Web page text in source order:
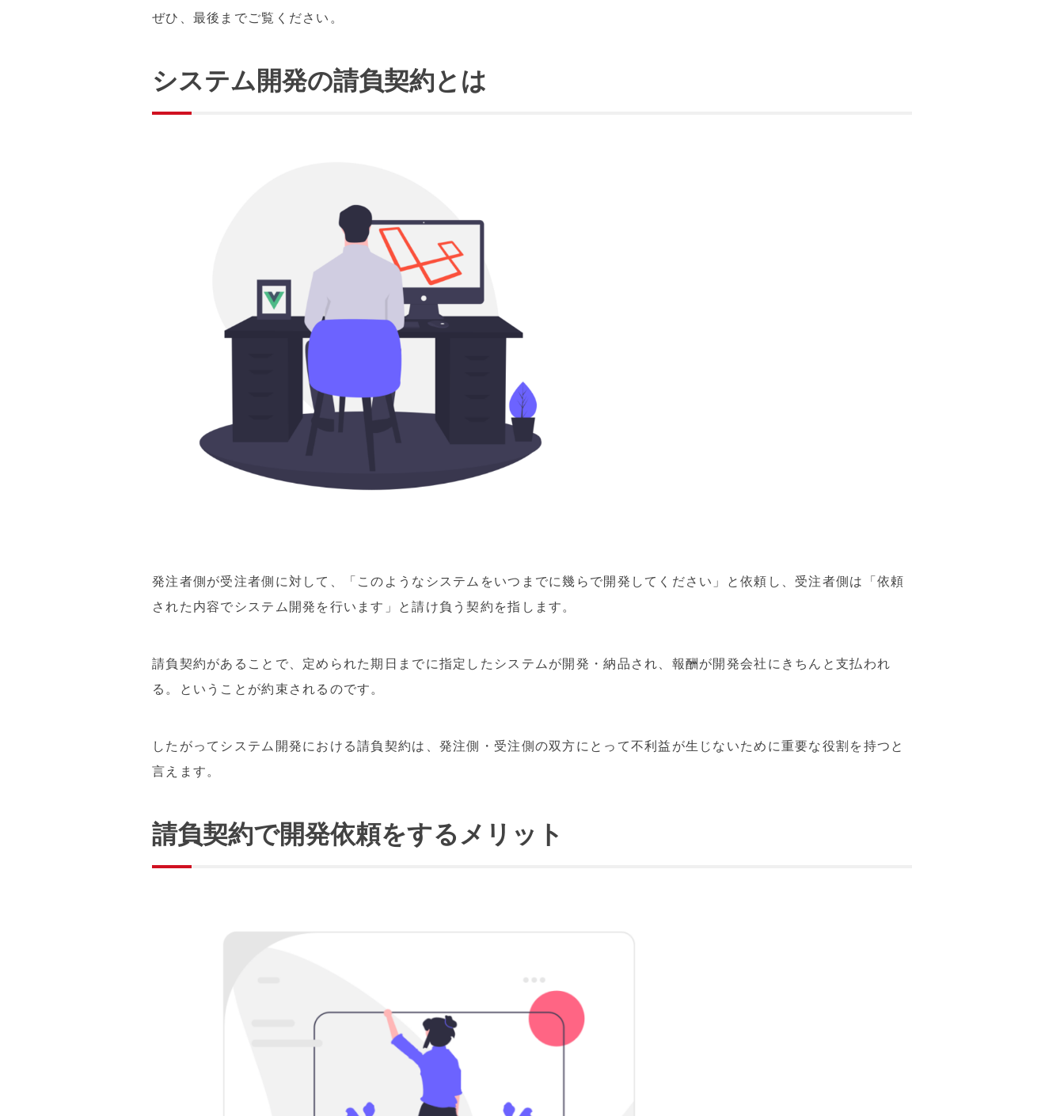
ぜひ、最後までご覧ください。
システム開発の請負契約とは
発注者側が受注者側に対して、「このようなシステムをいつまでに幾らで開発してください」と依頼し、受注者側は「依頼
された内容でシステム開発を行います」と請け負う契約を指します。
請負契約があることで、定められた期日までに指定したシステムが開発・納品され、報酬が開発会社にきちんと支払われ
る。ということが約束されるのです。
したがってシステム開発における請負契約は、発注側・受注側の双方にとって不利益が生じないために重要な役割を持つと
言えます。
請負契約で開発依頼をするメリット